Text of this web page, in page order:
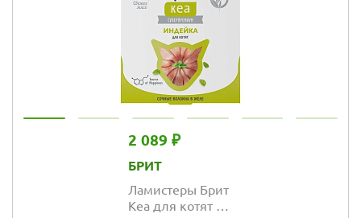
индейкой
2 089 ₽
БРИТ
Ламистеры Брит
Кеа для котят с